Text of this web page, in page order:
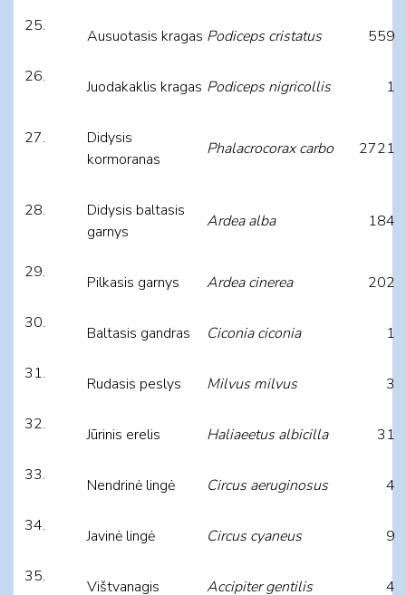
Ausuotasis kragas Podiceps cristatus 559
Juodakaklis kragas Podiceps nigricollis 1
Didysis
kormoranas
Phalacrocorax carbo 2721
Didysis baltasis
garnys
Ardea alba 184
Pilkasis garnys Ardea cinerea 202
Baltasis gandras Ciconia ciconia 1
Rudasis peslys Milvus milvus 3
Jūrinis erelis Haliaeetus albicilla 31
Nendrinė lingė Circus aeruginosus 4
Javinė lingė Circus cyaneus 9
Vištvanagis Accipiter gentilis 4